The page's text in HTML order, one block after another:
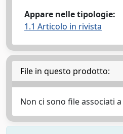
Appare nelle tipologie:
1.1 Articolo in rivista
File in questo prodotto:
Non ci sono file associati